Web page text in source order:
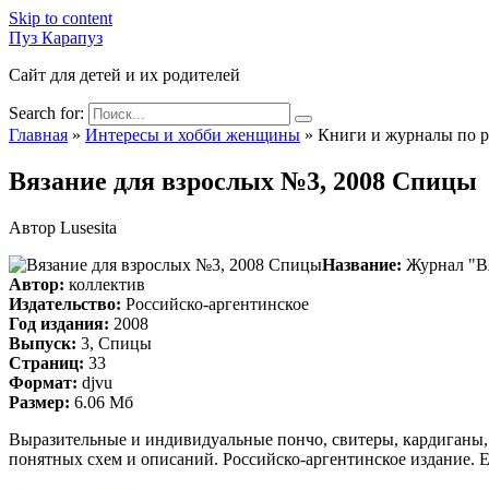
Skip to content
Пуз Карапуз
Сайт для детей и их родителей
Search for:
Главная » Интересы и хобби женщины » Книги и журналы по
Вязание для взрослых №3, 2008 Спицы
Автор Lusesita
Название: Журнал
Автор: коллектив
Издательство: Российско-аргентинское
Год издания: 2008
Выпуск: 3, Спицы
Страниц: 33
Формат: djvu
Размер: 6.06 Мб
Выразительные и индивидуальные пончо, свитеры,
понятных схем и описаний. Российско-аргентинское